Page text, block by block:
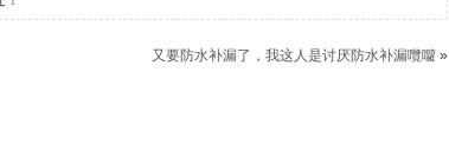
又要防水补漏了，我这人是讨厌防水补漏囕囖 »